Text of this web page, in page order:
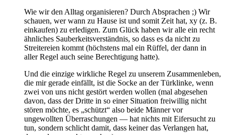
Wie wir den Alltag organisieren? Durch Absprachen ;) Wir
schauen, wer wann zu Hause ist und somit Zeit hat, xy (z. B.
einkaufen) zu erledigen. Zum Glück haben wir alle ein recht
ähnliches Sauberkeitsverständnis, so dass es da nicht zu
Streitereien kommt (höchstens mal ein Rüffel, der dann in
aller Regel auch seine Berechtigung hatte).
Und die einzige wirkliche Regel zu unserem Zusammenleben,
die mir gerade einfällt, ist die Socke an der Türklinke, wenn
zwei von uns nicht gestört werden wollen (mal abgesehen
davon, dass der Dritte in so einer Situation freiwillig nicht
stören möchte, es „schützt“ also beide Männer vor
ungewollten Überraschungen — hat nichts mit Eifersucht zu
tun, sondern schlicht damit, dass keiner das Verlangen hat,